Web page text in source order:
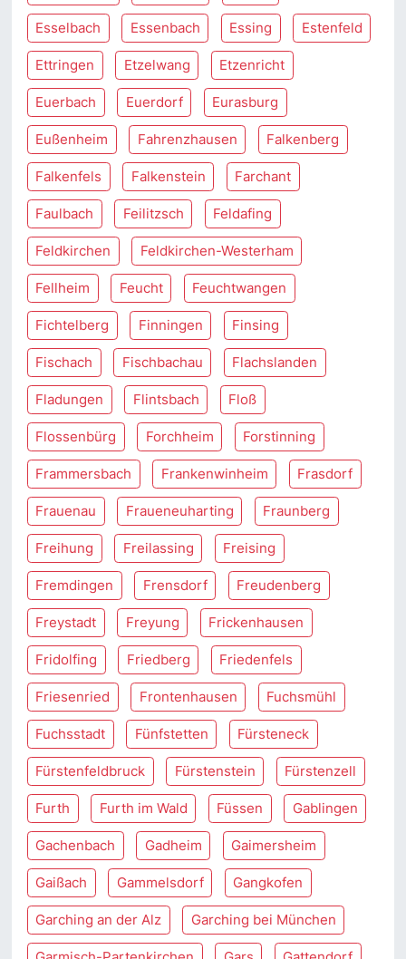
Esselbach Essenbach Essing Estenfeld
Ettringen Etzelwang Etzenricht
Euerbach Euerdorf Eurasburg
Eußenheim Fahrenzhausen Falkenberg
Falkenfels Falkenstein Farchant
Faulbach Feilitzsch Feldafing
Feldkirchen Feldkirchen-Westerham
Fellheim Feucht Feuchtwangen
Fichtelberg Finningen Finsing
Fischach Fischbachau Flachslanden
Fladungen Flintsbach Floß
Flossenbürg Forchheim Forstinning
Frammersbach Frankenwinheim Frasdorf
Frauenau Fraueneuharting Fraunberg
Freihung Freilassing Freising
Fremdingen Frensdorf Freudenberg
Freystadt Freyung Frickenhausen
Fridolfing Friedberg Friedenfels
Friesenried Frontenhausen Fuchsmühl
Fuchsstadt Fünfstetten Fürsteneck
Fürstenfeldbruck Fürstenstein Fürstenzell
Furth Furth im Wald Füssen Gablingen
Gachenbach Gadheim Gaimersheim
Gaißach Gammelsdorf Gangkofen
Garching an der Alz Garching bei München